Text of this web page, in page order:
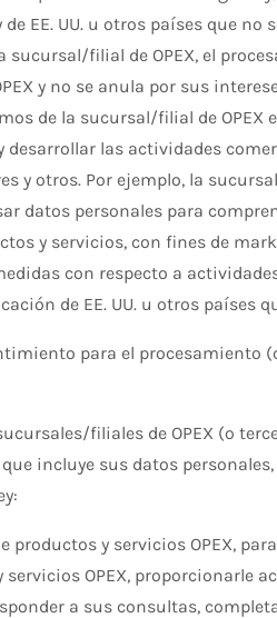
EE. UU. u otros países que no
sucursal/filial de OPEX, el
y no se anula por sus
de la sucursal/filial de OPEX
desarrollar las actividades
y otros. Por ejemplo, la
datos personales para
y servicios, con fines de
con respecto a
de EE. UU. u otros países
para el procesamiento
filiales de OPEX (o
incluye sus datos
productos y servicios OPEX,
servicios OPEX, proporcionarle
a sus consultas,